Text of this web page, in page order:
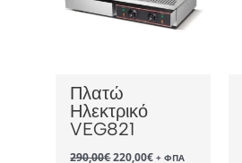
Πλατώ
Ηλεκτρικό
VEG821
290,00€Original
220,00€Η+ ΦΠΑ